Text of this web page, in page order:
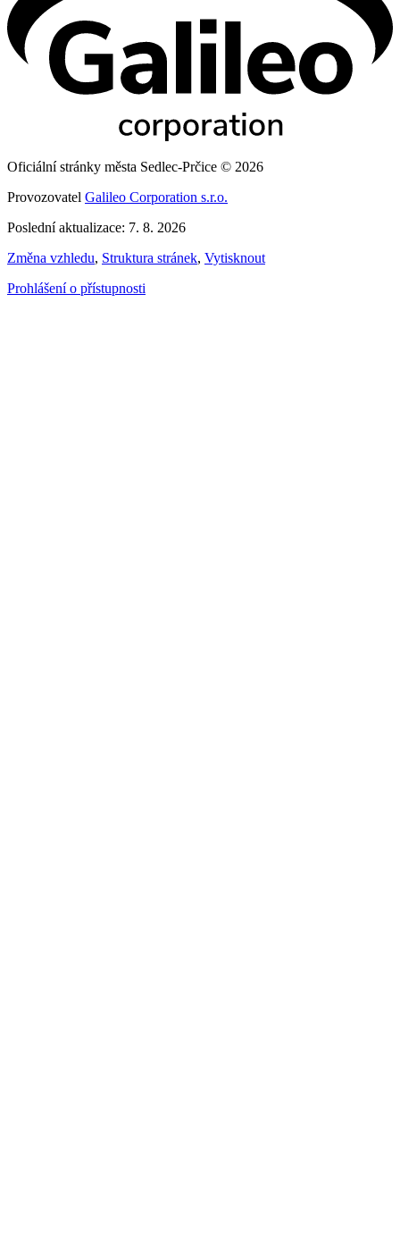
Oficiální stránky města Sedlec-Prčice © 2026
Provozovatel Galileo Corporation s.r.o.
Poslední aktualizace: 7. 8. 2026
Změna vzhledu, Struktura stránek, Vytisknout
Prohlášení o přístupnosti